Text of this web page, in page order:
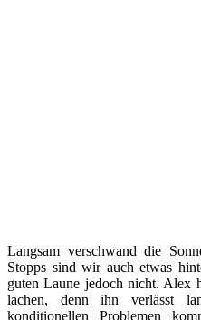
Langsam verschwand die
Stopps sind wir auch etwas
guten Laune jedoch nicht. Alex
lachen, denn ihn verlässt
konditionellen Problemen